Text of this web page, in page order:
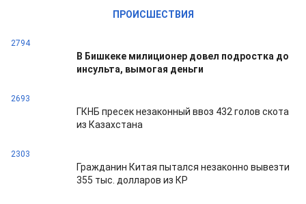
ПРОИСШЕСТВИЯ
2794
В Бишкеке милиционер довел подростка до
инсульта, вымогая деньги
2693
ГКНБ пресек незаконный ввоз 432 голов скота
из Казахстана
2303
Гражданин Китая пытался незаконно вывезти
355 тыс. долларов из КР